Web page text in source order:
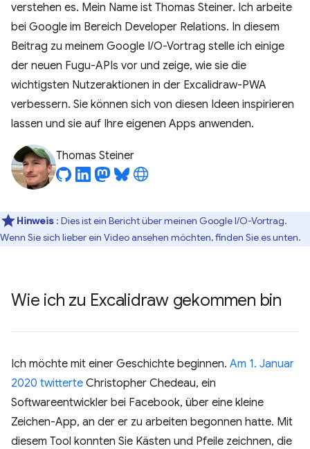
verstehen es. Mein Name ist Thomas Steiner. Ich arbeite
bei Google im Bereich Developer Relations. In diesem
Beitrag zu meinem Google I/O-Vortrag stelle ich einige
der neuen Fugu-APIs vor und zeige, wie sie die
wichtigsten Nutzeraktionen in der Excalidraw-PWA
verbessern. Sie können sich von diesen Ideen inspirieren
lassen und sie auf Ihre eigenen Apps anwenden.
Thomas Steiner
Hinweis : Dies ist ein Bericht über meinen Google I/O-Vortrag.
Wenn Sie sich lieber ein Video ansehen möchten, finden Sie es unten.
Wie ich zu Excalidraw gekommen bin
Ich möchte mit einer Geschichte beginnen. Am 1. Januar
2020 twitterte Christopher Chedeau, ein
Softwareentwickler bei Facebook, über eine kleine
Zeichen-App, an der er zu arbeiten begonnen hatte. Mit
diesem Tool konnten Sie Kästen und Pfeile zeichnen, die